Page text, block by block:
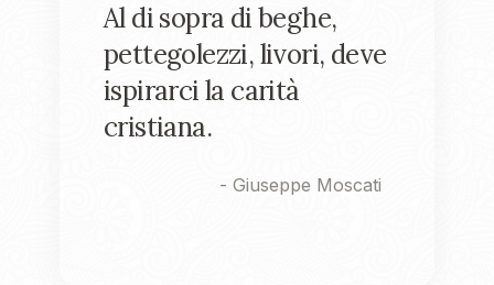
Al di sopra di beghe,
pettegolezzi, livori, deve
ispirarci la carità
cristiana.
- Giuseppe Moscati